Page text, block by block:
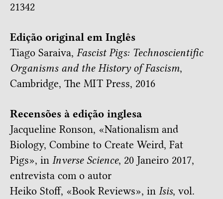
21342
Edição original em Inglês
Tiago Saraiva, Fascist Pigs: Technoscientific
Organisms and the History of Fascism,
Cambridge, The MIT Press, 2016
Recensões à edição inglesa
Jacqueline Ronson, «Nationalism and
Biology, Combine to Create Weird, Fat
Pigs», in Inverse Science, 20 Janeiro 2017,
entrevista com o autor
Heiko Stoff, «Book Reviews», in Isis, vol.